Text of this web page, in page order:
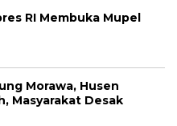
RI Membuka Mupel
Morawa, Husen
Masyarakat Desak